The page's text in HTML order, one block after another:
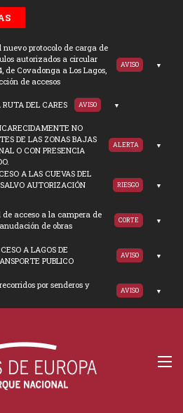
protocolo de carga de
autorizados a circular
de Covadonga a Los Lagos,
de accesos
AVISO
DEL CARES AVISO
NO
DE LAS ZONAS BAJAS
O CON PRESENCIA
ALERTA
A LAS CUEVAS DEL
AUTORIZACIÓN
RIESGO
acceso a la campera de
de obras
CORTE
A LAGOS DE
PUBLICO
AVISO
por senderos y
AVISO